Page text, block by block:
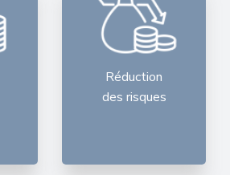
Réduction
des risques